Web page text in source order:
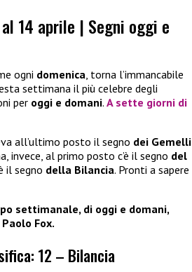
14 aprile | Segni oggi e
ogni domenica, torna l’immancabile
settimana il più celebre degli
per oggi e domani. A sette giorni di
all’ultimo posto il segno dei Gemelli
invece, al primo posto c’è il segno del
il segno della Bilancia. Pronti a sapere
settimanale, di oggi e domani,
Fox.
12 – Bilancia